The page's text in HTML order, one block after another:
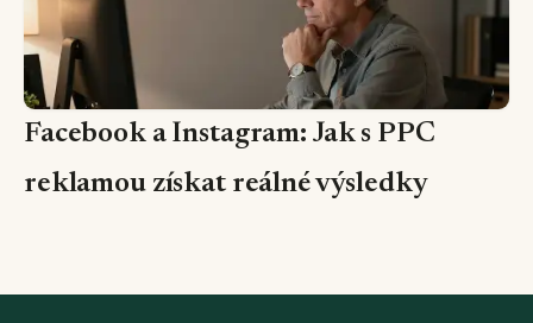
Facebook a Instagram: Jak s PPC
reklamou získat reálné výsledky